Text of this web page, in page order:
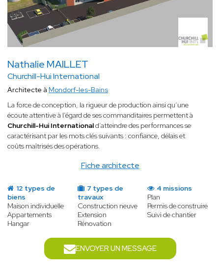
Nathalie MAILLET
Churchill-Hui International
Fiche architecte
Architecte à Mondorf-les-Bains
La force de conception, la rigueur de production ainsi qu’une
écoute attentive à l’égard de ses commanditaires permettent à
Churchill-Hui Internationald’atteindre des performances se
caractérisant par les mots clés suivants : confiance, délais et
coûts maîtrisés des opérations.
12 types de
biens
Maison individuelle
Appartements
Hangar
7 types de
travaux
Construction neuve
Extension
Rénovation
4 missions
Plan
Permis de construire
Suivi de chantier
ENVOYER UN MESSAGE